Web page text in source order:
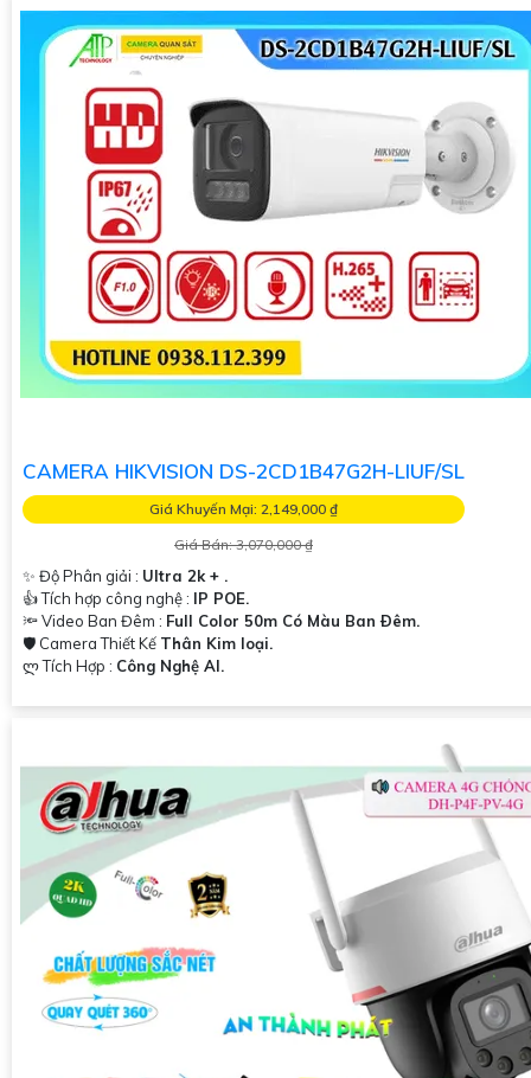
CAMERA HIKVISION DS-2CD1B47G2H-LIUF/SL
Giá Khuyến Mại: 2,149,000 ₫
Giá Bán: 3,070,000 ₫
✨ Độ Phân giải : Ultra 2k + .
👍 Tích hợp công nghệ : IP POE.
🔦 Video Ban Đêm : Full Color 50m Có Màu Ban Ðêm.
🛡 Camera Thiết Kế Thân Kim loại.
️ლ Tích Hợp : Công Nghệ AI.